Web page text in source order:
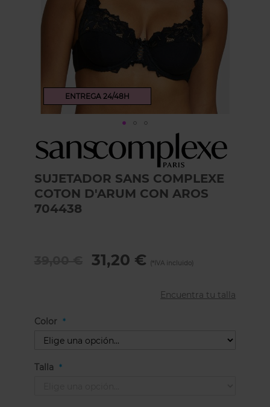
SUJETADOR SANS COMPLEXE
COTON D'ARUM CON AROS
704438
31,20 €
Encuentra tu talla
Color
Talla
images
ENTREGA 24/48H